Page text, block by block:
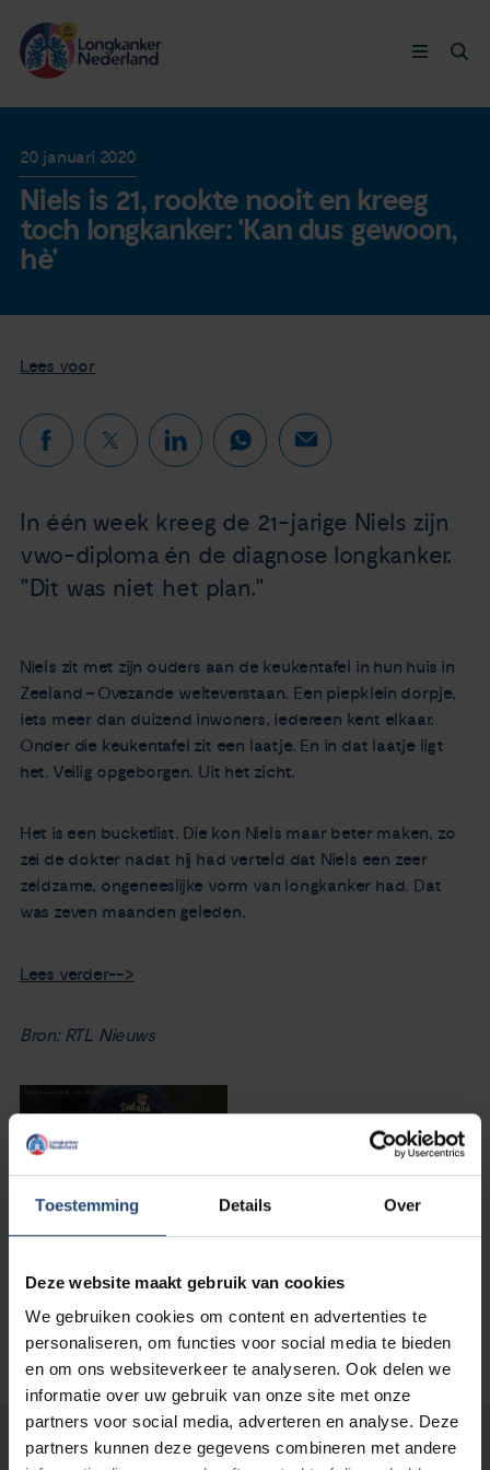
Toestemming Details Over
Deze website maakt gebruik van cookies
We gebruiken cookies om content en advertenties te
personaliseren, om functies voor social media te bieden
en om ons websiteverkeer te analyseren. Ook delen we
informatie over uw gebruik van onze site met onze
partners voor social media, adverteren en analyse. Deze
partners kunnen deze gegevens combineren met andere
Doneer nu
Nieuws
Agenda
Zorgverleners
Contact
Longkanker
Leven met
Ervaringen
20 januari 2020
Niels is 21, rookte nooit en kreeg
toch longkanker: 'Kan dus gewoon,
hè'
Lees voor
In één week kreeg de 21-jarige Niels zijn
vwo-diploma én de diagnose longkanker.
"Dit was niet het plan."
Niels zit met zijn ouders aan de keukentafel in hun huis in
Zeeland – Ovezande welteverstaan. Een piepklein dorpje,
iets meer dan duizend inwoners, iedereen kent elkaar.
Onder die keukentafel zit een laatje. En in dat laatje ligt
het. Veilig opgeborgen. Uit het zicht.
Het is een bucketlist. Die kon Niels maar beter maken, zo
zei de dokter nadat hij had verteld dat Niels een zeer
zeldzame, ongeneeslijke vorm van longkanker had. Dat
was zeven maanden geleden.
Lees verder-->
Bron: RTL Nieuws
Lees verder...